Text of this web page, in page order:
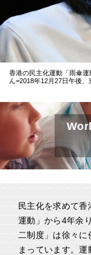
香港の民主化運動「雨傘
ん=2018年12月27日午後
民主化を求めて
運動」から4年余
二制度」は徐々
まっています。